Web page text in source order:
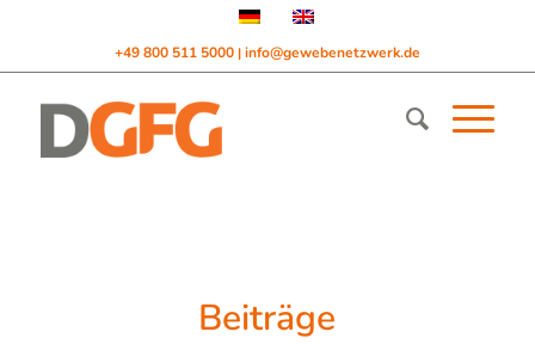
+49 800 511 5000 | info@gewebenetzwerk.de
Beiträge